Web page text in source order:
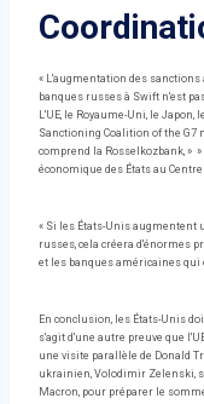
« L'augmentation des
banques russes à Swift n'est
L'UE, le Royaume-Uni, le Japon,
Sanctioning Coalition of the G7
comprend la Rosselkozbank, » »
économique des États au
« Si les États-Unis
russes, cela créera d'énormes
et les banques américaines qui
En conclusion, les États-Unis
s'agit d'une autre preuve que
une visite parallèle de Donald
ukrainien, Volodimir Zelenski,
Macron, pour préparer le